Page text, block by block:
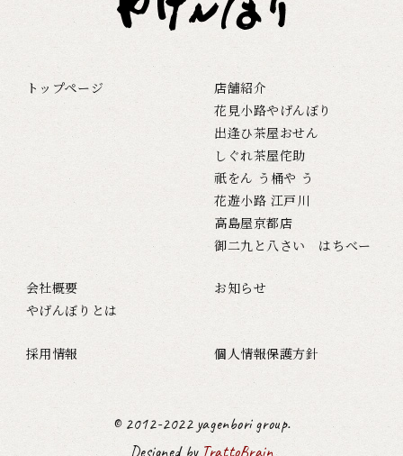
トップページ
店舗紹介
花見小路やげんぼり
出逢ひ茶屋おせん
しぐれ茶屋侘助
祇をん う桶や う
花遊小路 江戸川
高島屋京都店
御二九と八さい はちべー
会社概要
やげんぼりとは
お知らせ
採用情報 個人情報保護方針
© 2012-2022 yagenbori group.
Designed by TrattoBrain